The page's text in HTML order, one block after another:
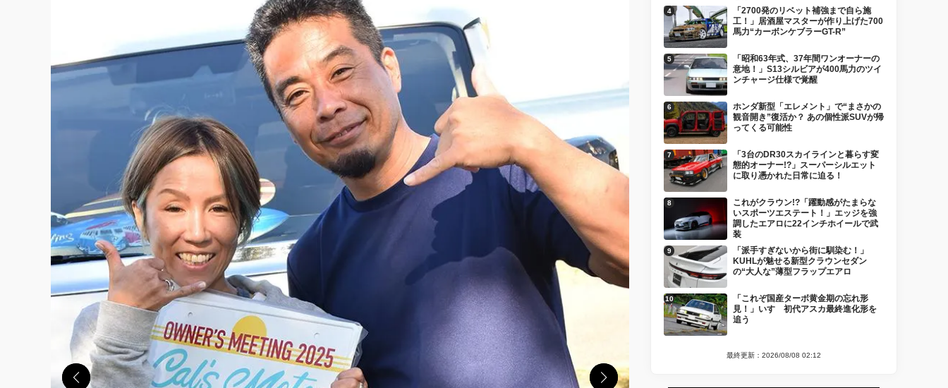
「2700発のリベット補強まで自ら施
工！」居酒屋マスターが作り上げた700
馬力“カーボンケブラーGT-R”
「昭和63年式、37年間ワンオーナーの
意地！」S13シルビアが400馬力のツイ
ンチャージ仕様で覚醒
ホンダ新型「エレメント」で“まさかの
観音開き”復活か？ あの個性派SUVが帰
ってくる可能性
「3台のDR30スカイラインと暮らす変
態的オーナー!?」スーパーシルエット
に取り憑かれた日常に迫る！
これがクラウン!?「躍動感がたまらな
いスポーツエステート！」エッジを強
調したエアロに22インチホイールで武
装
「派手すぎないから街に馴染む！」
KUHLが魅せる新型クラウンセダン
の“大人な”薄型フラップエアロ
「これぞ国産ターボ黄金期の忘れ形
見！」いすゞ初代アスカ最終進化形を
追う
最終更新：2026/08/08 02:12